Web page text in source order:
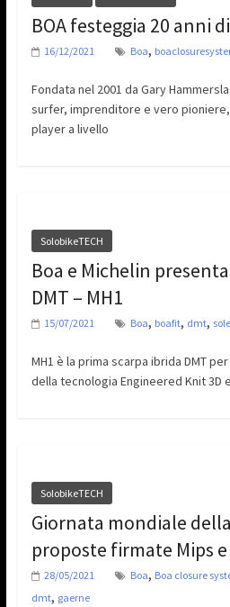
BOA festeggia 20 anni
16/12/2021 Boa,
Fondata nel 2001 da Gary
surfer, imprenditore e vero
player a livello
SolobikeTECH
Boa e Michelin
DMT – MH1
15/07/2021 Boa, boafit, dmt,
MH1 è la prima scarpa ibrida DMT
della tecnologia Engineered Knit 3D
SolobikeTECH
Giornata mondiale
proposte firmate Mips e
28/05/2021 Boa, Boa closure
dmt, gaerne